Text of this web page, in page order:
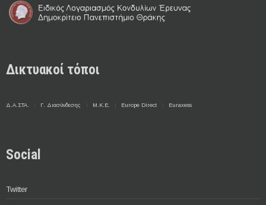
Δικτυακοί τόποι
Δ.Α.ΣΤΑ. Γ. Διασύνδεσης Μ.Κ.Ε. Europe Direct Euraxess
Social
Twitter